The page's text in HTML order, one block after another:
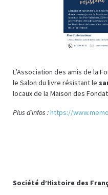
L’Association des amis de la
le Salon du livre résistant le
locaux de la Maison des
Plus d’infos :https://
Société d’Histoire des